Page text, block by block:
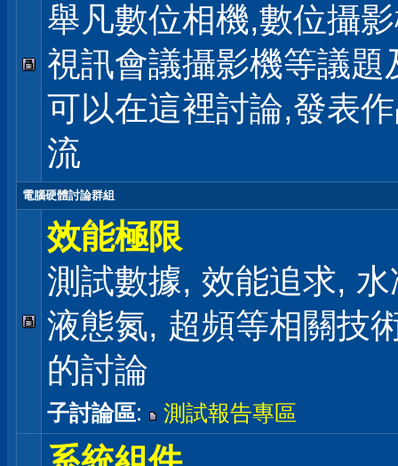
舉凡數位相機,數位攝
視訊會議攝影機等議題
可以在這裡討論,發表
流
電腦硬體討論群組
效能極限
測試數據, 效能追求,
液態氮, 超頻等相關技
的討論
子討論區: 測試報告專區